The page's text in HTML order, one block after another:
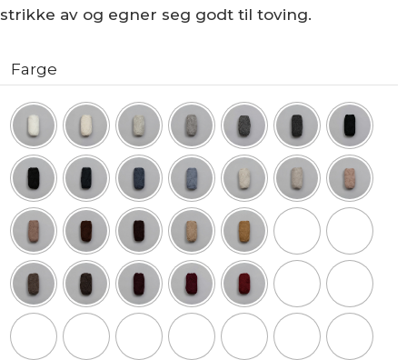
strikke av og egner seg godt til toving.
Farge